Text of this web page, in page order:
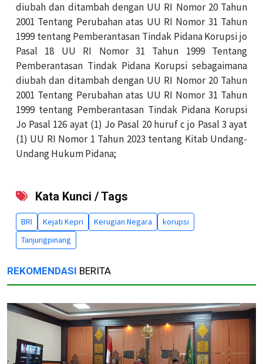
diubah dan ditambah dengan UU RI Nomor 20 Tahun
2001 Tentang Perubahan atas UU RI Nomor 31 Tahun
1999 tentang Pemberantasan Tindak Pidana Korupsi jo
Pasal 18 UU RI Nomor 31 Tahun 1999 Tentang
Pemberantasan Tindak Pidana Korupsi sebagaimana
diubah dan ditambah dengan UU RI Nomor 20 Tahun
2001 Tentang Perubahan atas UU RI Nomor 31 Tahun
1999 tentang Pemberantasan Tindak Pidana Korupsi
Jo Pasal 126 ayat (1) Jo Pasal 20 huruf c jo Pasal 3 ayat
(1) UU RI Nomor 1 Tahun 2023 tentang Kitab Undang-
Undang Hukum Pidana;
Kata Kunci / Tags
BRI Kejati Kepri Kerugian Negara
korupsi
Tanjungpinang
REKOMENDASI BERITA